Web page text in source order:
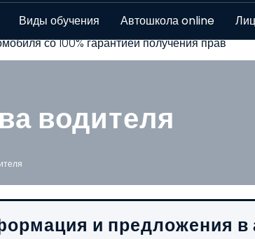
- 8 филиалов!
со 100% гарантией получения прав
Виды обучения Автошкола online
водителя
и предложения в